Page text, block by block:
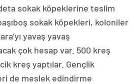
sokak köpeklerine teslim
sokak köpekleri, koloniler
yavaş yavaş
çok hesap var. 500 kreş
kreş yaptılar. Gençlik
de meslek edindirme